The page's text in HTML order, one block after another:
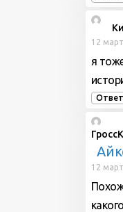
12
я
12